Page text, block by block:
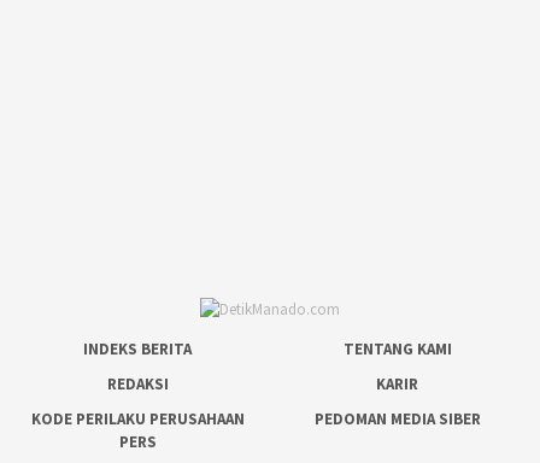
INDEKS BERITA
TENTANG KAMI
REDAKSI
KARIR
KODE PERILAKU PERUSAHAAN
PERS
PEDOMAN MEDIA SIBER